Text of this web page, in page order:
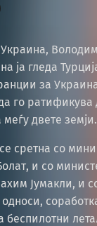
ја гледа
за
го ратификува
меѓу двете земји.
сретна со
и со
Јумакли, и
беспилотни